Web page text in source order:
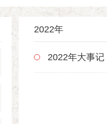
2022年
2022年大事记